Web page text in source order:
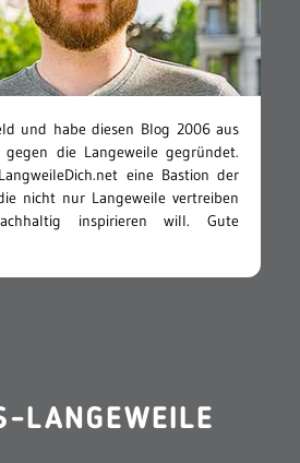
und habe diesen Blog 2006 aus
gegen die Langeweile gegründet.
eine Bastion der
nicht nur Langeweile vertreiben
inspirieren will. Gute
LANGEWEILE